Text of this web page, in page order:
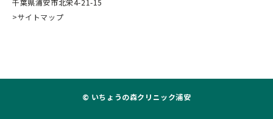
>サイトマップ
© いちょうの森クリニック浦安